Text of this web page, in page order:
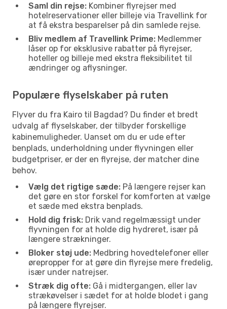
Saml din rejse: Kombiner flyrejser med
hotelreservationer eller billeje via Travellink for
at få ekstra besparelser på din samlede rejse.
Bliv medlem af Travellink Prime: Medlemmer
låser op for eksklusive rabatter på flyrejser,
hoteller og billeje med ekstra fleksibilitet til
ændringer og aflysninger.
Populære flyselskaber på ruten
Flyver du fra Kairo til Bagdad? Du finder et bredt
udvalg af flyselskaber, der tilbyder forskellige
kabinemuligheder. Uanset om du er ude efter
benplads, underholdning under flyvningen eller
budgetpriser, er der en flyrejse, der matcher dine
behov.
Vælg det rigtige sæde: På længere rejser kan
det gøre en stor forskel for komforten at vælge
et sæde med ekstra benplads.
Hold dig frisk: Drik vand regelmæssigt under
flyvningen for at holde dig hydreret, især på
længere strækninger.
Bloker støj ude: Medbring hovedtelefoner eller
ørepropper for at gøre din flyrejse mere fredelig,
især under natrejser.
Stræk dig ofte: Gå i midtergangen, eller lav
strækøvelser i sædet for at holde blodet i gang
på længere flyrejser.